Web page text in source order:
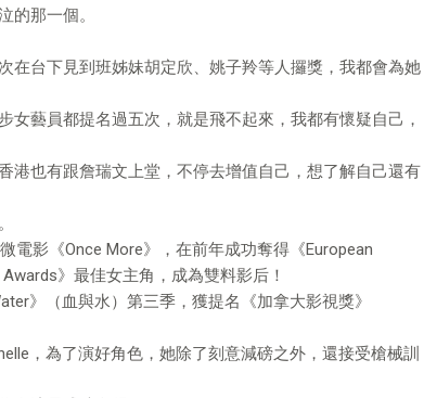
的那一個。
在台下見到班姊妹胡定欣、姚子羚等人攞獎，我都會為她
女藝員都提名過五次，就是飛不起來，我都有懷疑自己，
港也有跟詹瑞文上堂，不停去增值自己，想了解自己還有
電影《Once More》，在前年成功奪得《European
》最佳女主角，成為雙料影后！
》（血與水）第三季，獲提名《加拿大影視獎》
，為了演好角色，她除了刻意減磅之外，還接受槍械訓